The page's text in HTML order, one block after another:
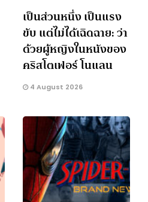
เป็นส่วนหนึ่ง เป็นแรง
ขับ แต่ไม่ได้เฉิดฉาย: ว่า
ด้วยผู้หญิงในหนังของ
คริสโตเฟอร์ โนแลน
4 August 2026